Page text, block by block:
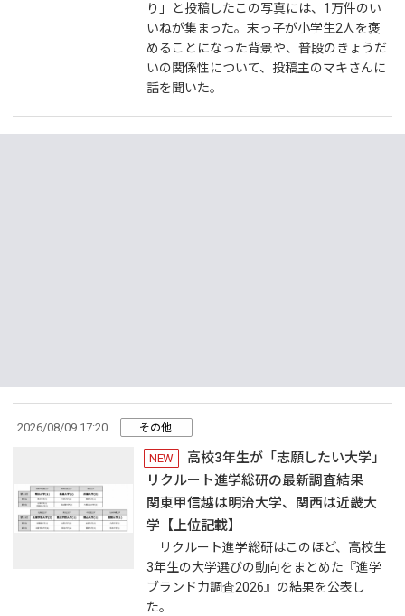
り」と投稿したこの写真には、1万件のい
いねが集まった。末っ子が小学生2人を褒
めることになった背景や、普段のきょうだ
いの関係性について、投稿主のマキさんに
話を聞いた。
2026/08/09 17:20 その他
NEW
高校3年生が「志願したい大学」
リクルート進学総研の最新調査結果
関東甲信越は明治大学、関西は近畿大
学【上位記載】
リクルート進学総研はこのほど、高校生
3年生の大学選びの動向をまとめた『進学
ブランド力調査2026』の結果を公表し
た。